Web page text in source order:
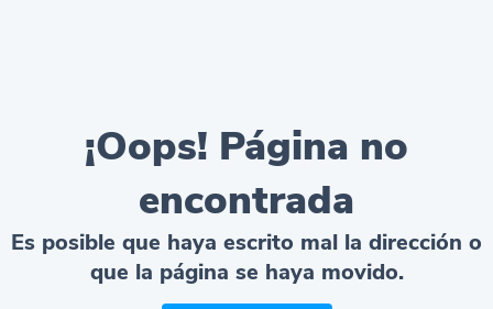
¡Oops! Página no
encontrada
Es posible que haya escrito mal la dirección o
que la página se haya movido.